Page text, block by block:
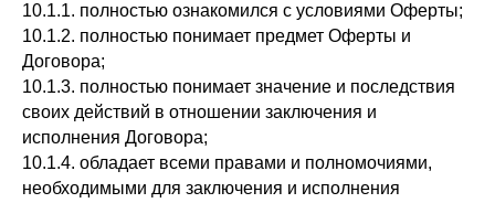
10.1.1. полностью ознакомился с условиями Оферты;
10.1.2. полностью понимает предмет Оферты и
Договора;
10.1.3. полностью понимает значение и последствия
своих действий в отношении заключения и
исполнения Договора;
10.1.4. обладает всеми правами и полномочиями,
необходимыми для заключения и исполнения